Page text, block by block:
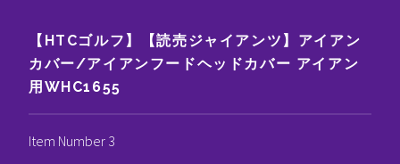
【HTCゴルフ】【読売ジャイアンツ】アイアン
カバー/アイアンフードヘッドカバー アイアン
用WHC1655
Item Number 3